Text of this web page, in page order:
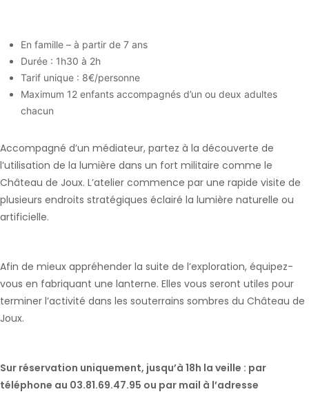
En famille – à partir de 7 ans
Durée : 1h30 à 2h
Tarif unique : 8€/personne
Maximum 12 enfants accompagnés d’un ou deux adultes
chacun
Accompagné d’un médiateur, partez à la découverte de
l’utilisation de la lumière dans un fort militaire comme le
Château de Joux. L’atelier commence par une rapide visite de
plusieurs endroits stratégiques éclairé la lumière naturelle ou
artificielle.
Afin de mieux appréhender la suite de l’exploration, équipez-
vous en fabriquant une lanterne. Elles vous seront utiles pour
terminer l’activité dans les souterrains sombres du Château de
Joux.
Sur réservation uniquement, jusqu’à 18h la veille : par
téléphone au 03.81.69.47.95 ou par mail à l’adresse